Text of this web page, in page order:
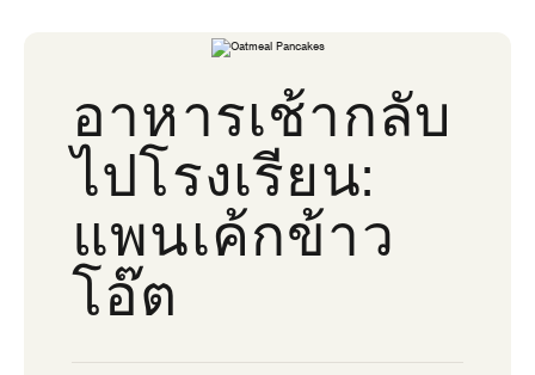
อาหารเช้ากลับ
ไปโรงเรียน:
แพนเค้กข้าว
โอ๊ต